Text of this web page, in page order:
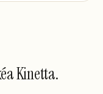
Kinetta.